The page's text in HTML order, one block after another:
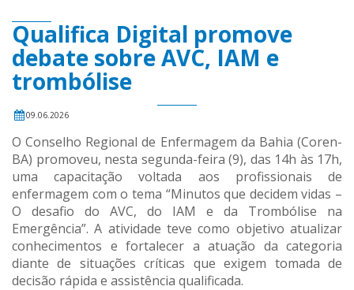
Qualifica Digital promove
debate sobre AVC, IAM e
trombólise
09.06.2026
O Conselho Regional de Enfermagem da Bahia (Coren-
BA) promoveu, nesta segunda-feira (9), das 14h às 17h,
uma capacitação voltada aos profissionais de
enfermagem com o tema “Minutos que decidem vidas –
O desafio do AVC, do IAM e da Trombólise na
Emergência”. A atividade teve como objetivo atualizar
conhecimentos e fortalecer a atuação da categoria
diante de situações críticas que exigem tomada de
decisão rápida e assistência qualificada.